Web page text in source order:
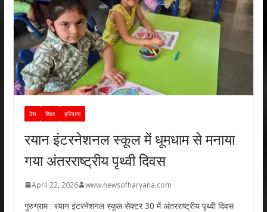
देश शिक्षा हरियाणा
रयान इंटरनेशनल स्कूल में धूमधाम से मनाया
गया अंतरराष्ट्रीय पृथ्वी दिवस
April 22, 2026 www.newsofharyana.com
गुरुग्राम : रयान इंटरनेशनल स्कूल सेक्टर 30 में अंतरराष्ट्रीय पृथ्वी दिवस